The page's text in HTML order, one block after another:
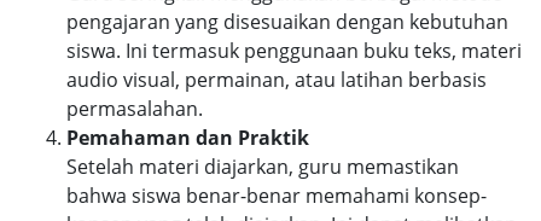
pengajaran yang disesuaikan dengan kebutuhan
siswa. Ini termasuk penggunaan buku teks, materi
audio visual, permainan, atau latihan berbasis
permasalahan.
Pemahaman dan Praktik
Setelah materi diajarkan, guru memastikan
bahwa siswa benar-benar memahami konsep-